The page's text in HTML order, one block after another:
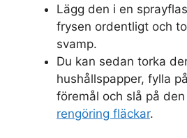
Lägg den i en
frysen ordentligt och
svamp.
Du kan sedan torka
hushållspapper, fylla
föremål och slå på den
rengöring fläckar.